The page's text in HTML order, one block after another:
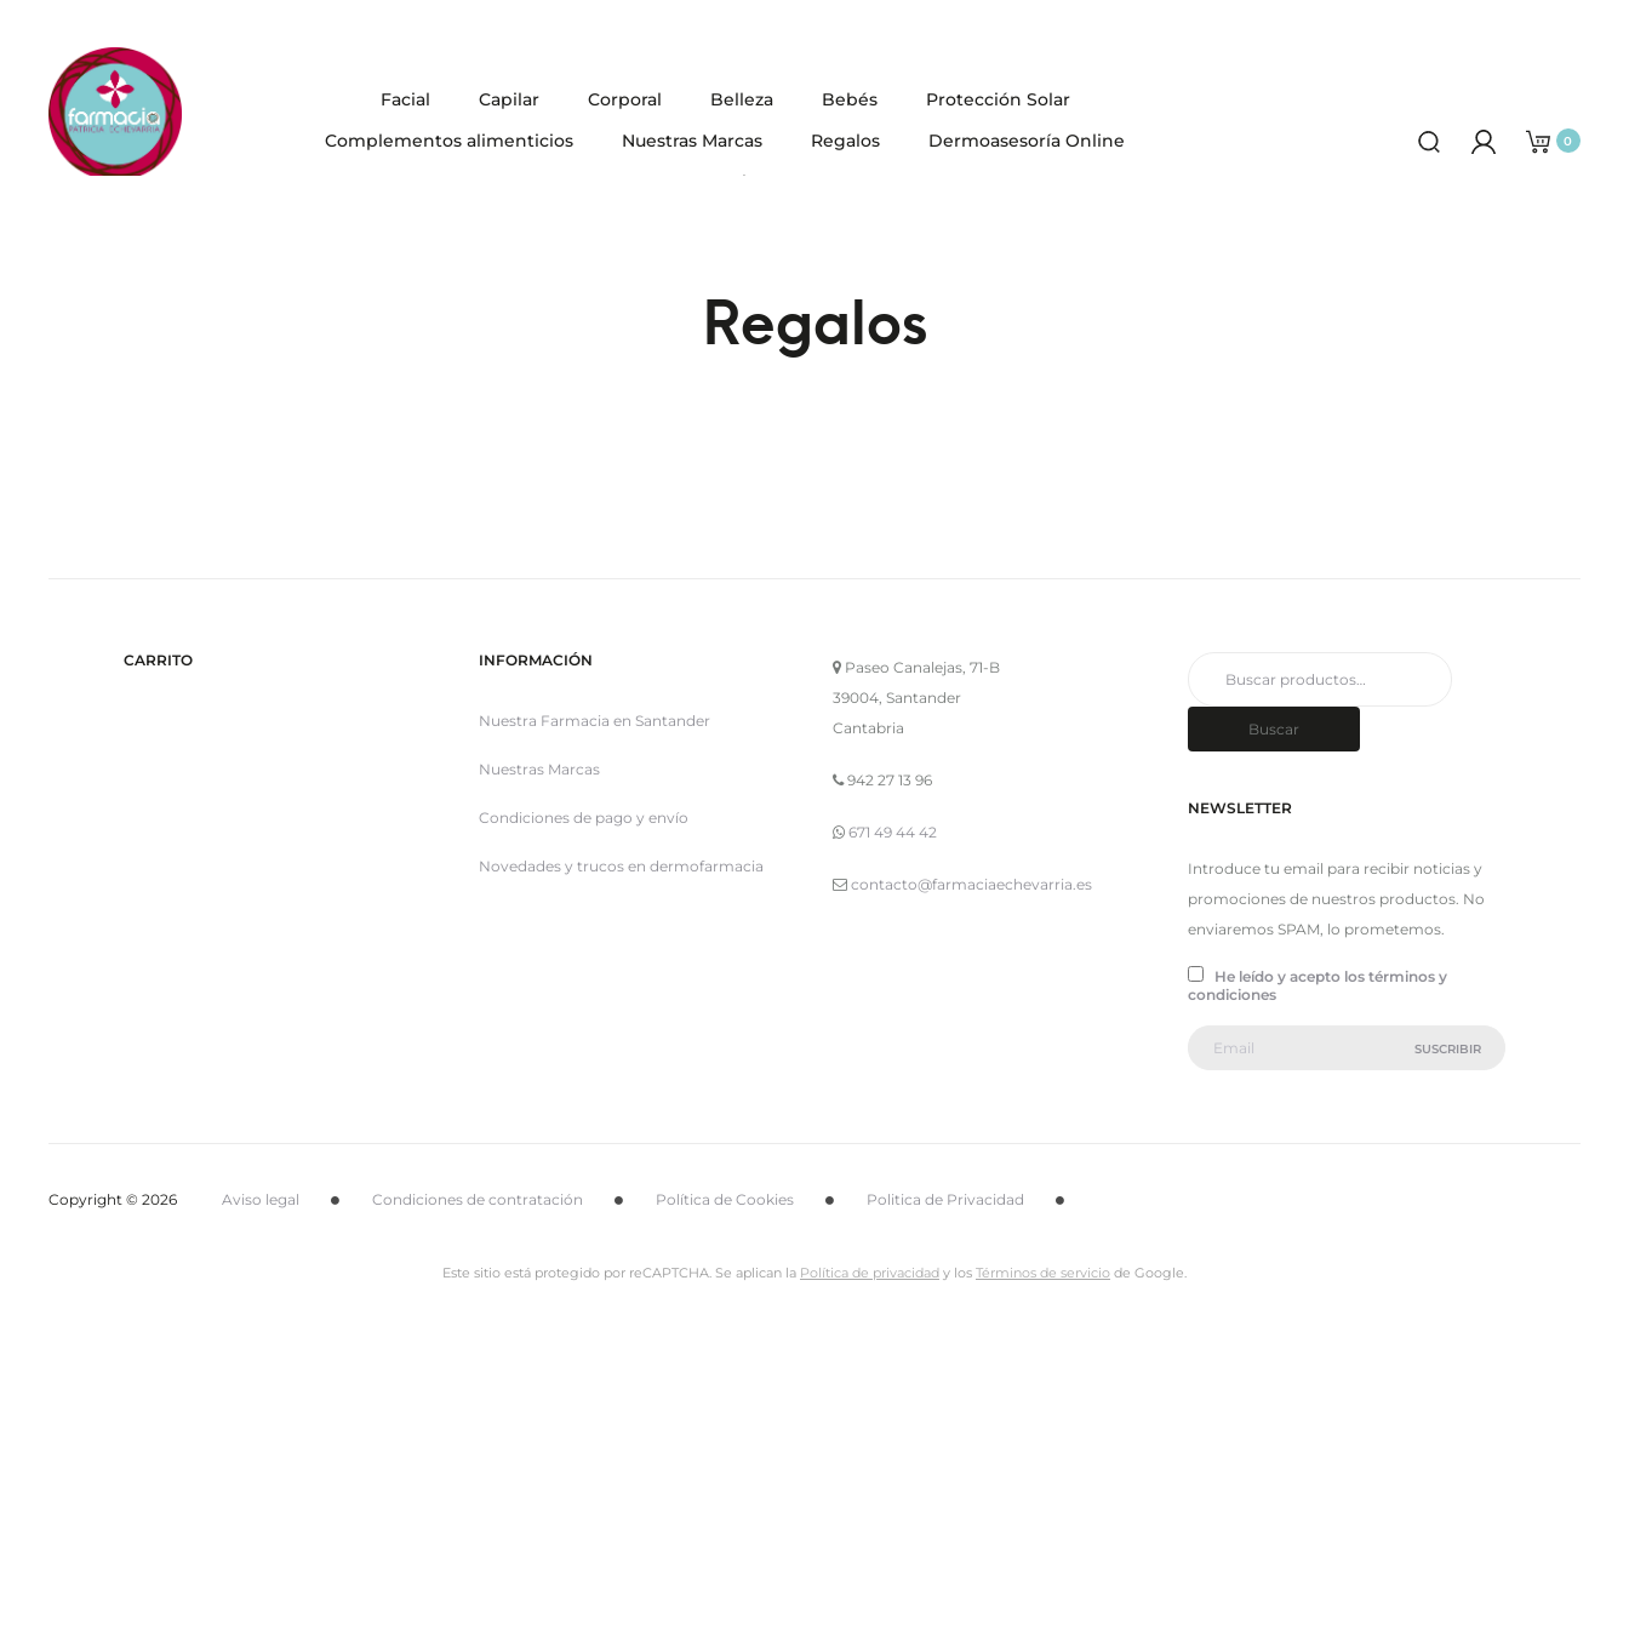
Facial Capilar Corporal Belleza Bebés
Protección Solar
Complementos alimenticios
Nuestras Marcas Regalos
Dermoasesoría Online
Blog
0
Regalos
CARRITO INFORMACIÓN
Nuestra Farmacia en Santander
Nuestras Marcas
Condiciones de pago y envío
Novedades y trucos en dermofarmacia
Paseo Canalejas, 71-B
39004, Santander
Cantabria
942 27 13 96
671 49 44 42
contacto@farmaciaechevarria.es
Buscar
NEWSLETTER
Introduce tu email para recibir noticias y
promociones de nuestros productos. No
enviaremos SPAM, lo prometemos.
He leído y acepto los términos y
condiciones
Copyright © 2026 Aviso legal Condiciones de contratación Política de Cookies Politica de Privacidad
Este sitio está protegido por reCAPTCHA. Se aplican la Política de privacidad y los Términos de servicio de Google.